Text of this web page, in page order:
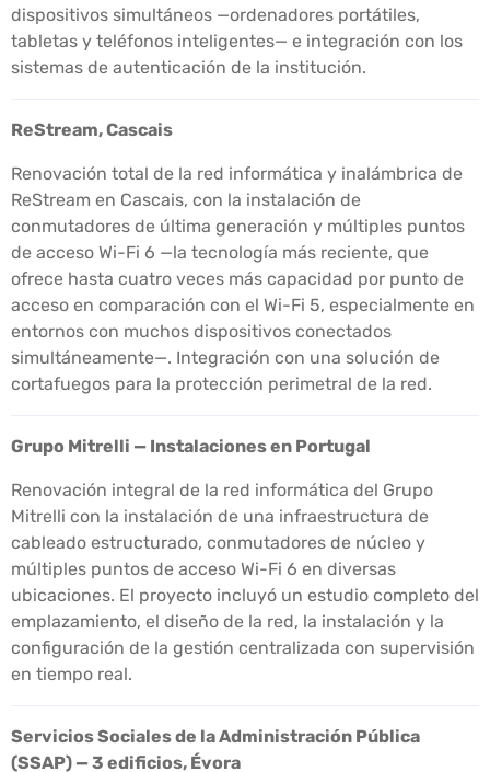
dispositivos simultáneos —ordenadores portátiles,
tabletas y teléfonos inteligentes— e integración con los
sistemas de autenticación de la institución.
ReStream, Cascais
Renovación total de la red informática y inalámbrica de
ReStream en Cascais, con la instalación de
conmutadores de última generación y múltiples puntos
de acceso Wi-Fi 6 —la tecnología más reciente, que
ofrece hasta cuatro veces más capacidad por punto de
acceso en comparación con el Wi-Fi 5, especialmente en
entornos con muchos dispositivos conectados
simultáneamente—. Integración con una solución de
cortafuegos para la protección perimetral de la red.
Grupo Mitrelli — Instalaciones en Portugal
Renovación integral de la red informática del Grupo
Mitrelli con la instalación de una infraestructura de
cableado estructurado, conmutadores de núcleo y
múltiples puntos de acceso Wi-Fi 6 en diversas
ubicaciones. El proyecto incluyó un estudio completo del
emplazamiento, el diseño de la red, la instalación y la
configuración de la gestión centralizada con supervisión
en tiempo real.
Servicios Sociales de la Administración Pública
(SSAP) — 3 edificios, Évora